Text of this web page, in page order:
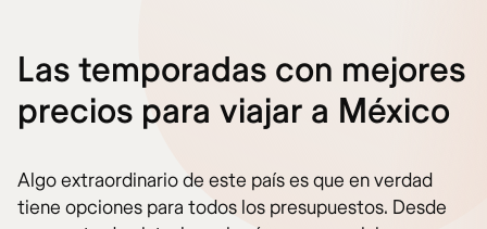
Las temporadas con mejores
precios para viajar a México
Algo extraordinario de este país es que en verdad
tiene opciones para todos los presupuestos. Desde